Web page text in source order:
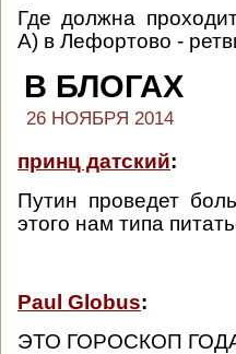
Где должна
А) в Лефортово -
В БЛОГАХ
26 НОЯБРЯ 2014
принц датский:
Путин проведет
этого нам типа
Paul Globus:
ЭТО ГОРОСКОП